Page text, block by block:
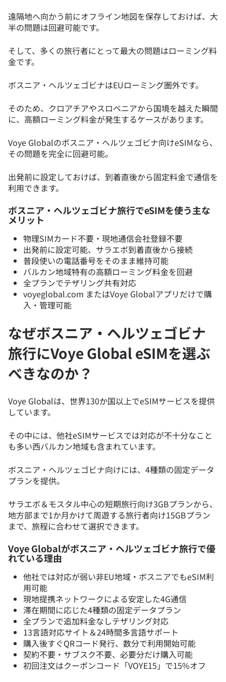
遠隔地へ向かう前にオフライン地図を保存しておけば、大
半の問題は回避可能です。
そして、多くの旅行者にとって最大の問題はローミング料
金です。
ボスニア・ヘルツェゴビナはEUローミング圏外です。
そのため、クロアチアやスロベニアから国境を越えた瞬間
に、高額ローミング料金が発生するケースがあります。
Voye Globalのボスニア・ヘルツェゴビナ向けeSIMなら、
その問題を完全に回避可能。
出発前に設定しておけば、到着直後から固定料金で通信を
利用できます。
ボスニア・ヘルツェゴビナ旅行でeSIMを使う主な
メリット
物理SIMカード不要・現地通信会社登録不要
出発前に設定可能、サラエボ到着直後から接続
普段使いの電話番号をそのまま維持可能
バルカン地域特有の高額ローミング料金を回避
全プランでテザリング共有対応
voyeglobal.com またはVoye Globalアプリだけで購
入・管理可能
なぜボスニア・ヘルツェゴビナ
旅行にVoye Global eSIMを選ぶ
べきなのか？
Voye Globalは、世界130か国以上でeSIMサービスを提供
しています。
その中には、他社eSIMサービスでは対応が不十分なこと
も多い西バルカン地域も含まれています。
ボスニア・ヘルツェゴビナ向けには、4種類の固定データ
プランを提供。
サラエボ＆モスタル中心の短期旅行向け3GBプランから、
地方部まで1か月かけて周遊する旅行者向け15GBプラン
まで、旅程に合わせて選択できます。
Voye Globalがボスニア・ヘルツェゴビナ旅行で優
れている理由
他社では対応が弱い非EU地域・ボスニアでもeSIM利
用可能
現地提携ネットワークによる安定した4G通信
滞在期間に応じた4種類の固定データプラン
全プランで追加料金なしテザリング対応
13言語対応サイト＆24時間多言語サポート
購入後すぐQRコード発行、数分で利用開始可能
契約不要・サブスク不要、必要分だけ購入可能
初回注文はクーポンコード「VOYE15」で15%オフ